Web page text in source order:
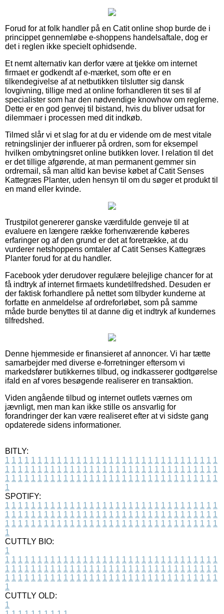
Forud for at folk handler på en Catit online shop burde de i
princippet gennemløbe e-shoppens handelsaftale, dog er
det i reglen ikke specielt ophidsende.
Et nemt alternativ kan derfor være at tjekke om internet
firmaet er godkendt af e-mærket, som ofte er en
tilkendegivelse af at netbutikken tilslutter sig dansk
lovgivning, tillige med at online forhandleren tit ses til af
specialister som har den nødvendige knowhow om reglerne.
Dette er en god genvej til bistand, hvis du bliver udsat for
dilemmaer i processen med dit indkøb.
Tilmed slår vi et slag for at du er vidende om de mest vitale
retningslinjer der influerer på ordren, som for eksempel
hvilken ombytningsret online butikken lover. I relation til det
er det tillige afgørende, at man permanent gemmer sin
ordremail, så man altid kan bevise købet af Catit Senses
Kattegræs Planter, uden hensyn til om du søger et produkt til
en mand eller kvinde.
Trustpilot genererer ganske værdifulde genveje til at
evaluere en længere række forhenværende køberes
erfaringer og af den grund er det at foretrække, at du
vurderer netshoppens omtaler af Catit Senses Kattegræs
Planter forud for at du handler.
Facebook yder derudover regulære belejlige chancer for at
få indtryk af internet firmaets kundetilfredshed. Desuden er
der faktisk forhandlere på nettet som tilbyder kunderne at
forfatte en anmeldelse af ordreforløbet, som på samme
måde burde benyttes til at danne dig et indtryk af kundernes
tilfredshed.
Denne hjemmeside er finansieret af annoncer. Vi har tætte
samarbejder med diverse e-forretninger eftersom vi
markedsfører butikkernes tilbud, og indkasserer godtgørelse
ifald en af vores besøgende realiserer en transaktion.
Viden angående tilbud og internet outlets værnes om
jævnligt, men man kan ikke stille os ansvarlig for
forandringer der kan være realiseret efter at vi sidste gang
opdaterede sidens informationer.
BITLY:
1 1 1 1 1 1 1 1 1 1 1 1 1 1 1 1 1 1 1 1 1 1 1 1 1 1 1 1 1 1 1 1 1
1 1 1 1 1 1 1 1 1 1 1 1 1 1 1 1 1 1 1 1 1 1 1 1 1 1 1 1 1 1 1 1 1
1 1 1 1 1 1 1 1 1 1 1 1 1 1 1 1 1 1 1 1 1 1 1 1 1 1 1 1 1 1 1 1 1
1
SPOTIFY:
1 1 1 1 1 1 1 1 1 1 1 1 1 1 1 1 1 1 1 1 1 1 1 1 1 1 1 1 1 1 1 1 1
1 1 1 1 1 1 1 1 1 1 1 1 1 1 1 1 1 1 1 1 1 1 1 1 1 1 1 1 1 1 1 1 1
1 1 1 1 1 1 1 1 1 1 1 1 1 1 1 1 1 1 1 1 1 1 1 1 1 1 1 1 1 1 1 1 1
1
CUTTLY BIO:
1
1 1 1 1 1 1 1 1 1 1 1 1 1 1 1 1 1 1 1 1 1 1 1 1 1 1 1 1 1 1 1 1 1
1 1 1 1 1 1 1 1 1 1 1 1 1 1 1 1 1 1 1 1 1 1 1 1 1 1 1 1 1 1 1 1 1
1 1 1 1 1 1 1 1 1 1 1 1 1 1 1 1 1 1 1 1 1 1 1 1 1 1 1 1 1 1 1 1 1
1
CUTTLY OLD:
1